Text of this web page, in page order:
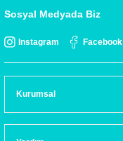
Sosyal Medyada Biz
Instagram Facebook
Kurumsal